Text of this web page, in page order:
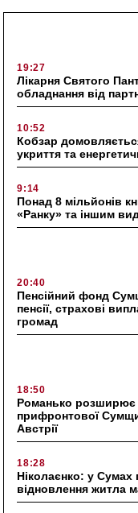
19:27
Лікарня Святого
обладнання від
10:52
Кобзар
укриття та
9:14
Понад 8 мільйонів
«Ранку» та іншим
20:40
Пенсійний фонд
пенсії, страхові
громад
18:50
Романько розширює
прифронтової
Австрії
18:28
Ніколаєнко: у Сумах
відновлення житла